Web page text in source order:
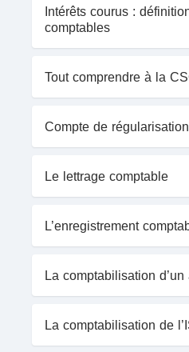
Intérêts courus :
comptables
Tout comprendre à la
Compte de régularisation
Le lettrage comptable
L’enregistrement
La comptabilisation d’un
La comptabilisation de